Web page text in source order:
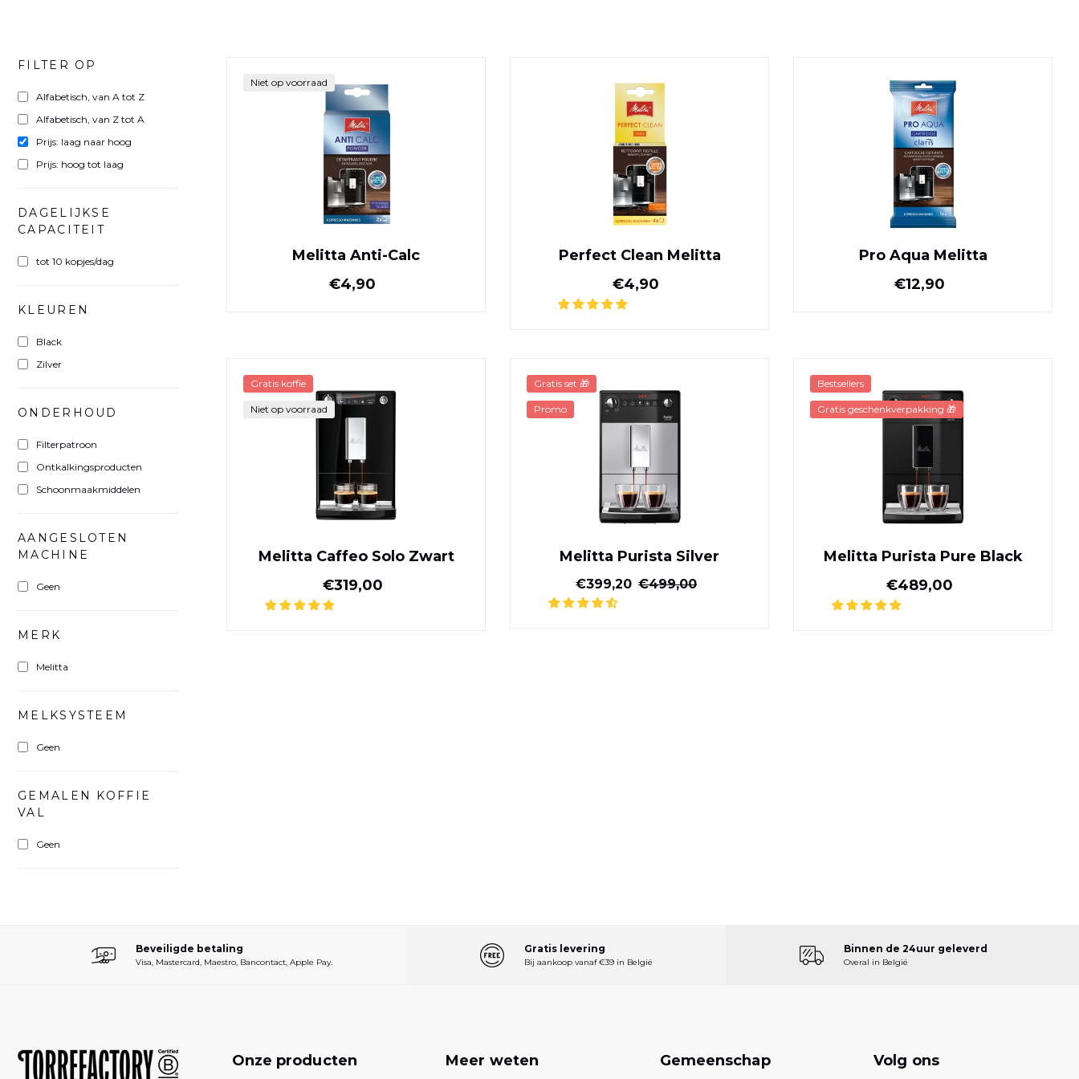
FILTER OP
Alfabetisch, van A tot Z
Alfabetisch, van Z tot A
Prijs: laag naar hoog
Prijs: hoog tot laag
DAGELIJKSE
CAPACITEIT
tot 10 kopjes/dag
KLEUREN
Black
Zilver
ONDERHOUD
Filterpatroon
Ontkalkingsproducten
Schoonmaakmiddelen
AANGESLOTEN
MACHINE
Geen
MERK
Melitta
MELKSYSTEEM
Geen
GEMALEN KOFFIE
VAL
Geen
Melitta Anti-Calc
Normale prijs
€4,90
Niet op voorraad
Perfect Clean Melitta
Normale prijs
€4,90
Pro Aqua Melitta
Normale prijs
€12,90
Melitta Caffeo Solo Zwart
Normale prijs
€319,00
Gratis koffie
Niet op voorraad
Melitta Purista Silver
Gereduceerde prijs
€399,20 Normale prijs
€499,00
Gratis set 🎁
Promo
Melitta Purista Pure Black
Normale prijs
€489,00
Bestsellers
Gratis geschenkverpakking 🎁
Beveiligde betaling
Visa, Mastercard, Maestro, Bancontact, Apple Pay.
Gratis levering
Bij aankoop vanaf €39 in België
Binnen de 24uur geleverd
Overal in België
Onze producten Meer weten Gemeenschap Volg ons